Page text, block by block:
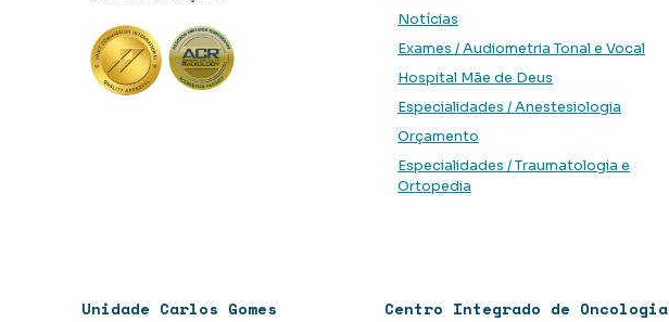
Notícias
Exames / Audiometria Tonal e Vocal
Hospital Mãe de Deus
Especialidades / Anestesiologia
Orçamento
Especialidades / Traumatologia e
Ortopedia
Unidade Carlos Gomes Centro Integrado de Oncologia